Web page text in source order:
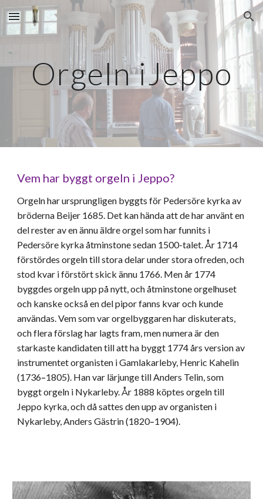
Skip to main content Skip to navigation
Orgeln iJeppo
Vem har byggt orgeln i Jeppo?
Orgeln har ursprungligen byggts för Pedersöre kyrka av
bröderna Beijer 1685. Det kan hända att de har använt en
del rester av en ännu äldre orgel som har funnits i
Pedersöre kyrka åtminstone sedan 1500-talet. År 1714
förstördes orgeln till stora delar under stora ofreden, och
stod kvar i förstört skick ännu 1766. Men år 1774
byggdes orgeln upp på nytt, och åtminstone orgelhuset
och kanske också en del pipor fanns kvar och kunde
användas. Vem som var orgelbyggaren har diskuterats,
och flera förslag har lagts fram, men numera är den
starkaste kandidaten till att ha byggt 1774 års version av
instrumentet organisten i Gamlakarleby, Henric Kahelin
(1736–1805). Han var lärjunge till Anders Telin, som
byggt orgeln i Nykarleby. År 1888 köptes orgeln till
Jeppo kyrka, och då sattes den upp av organisten i
Nykarleby, Anders Gästrin (1820–1904).